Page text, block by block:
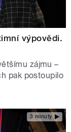
výpovědi.
zájmu –
pak postoupilo
3 minuty